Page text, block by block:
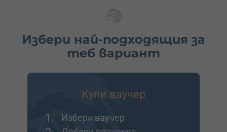
Избери най-подходящия за
теб вариант
Купи ваучер
1. Избери ваучер